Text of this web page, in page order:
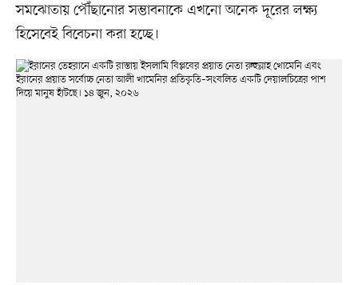
সমঝোতায় পৌঁছানোর সম্ভাবনাকে এখনো অনেক দূরের লক্ষ্য
হিসেবেই বিবেচনা করা হচ্ছে।